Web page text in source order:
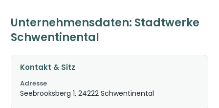
Unternehmensdaten: Stadtwerke
Schwentinental
Kontakt & Sitz
Adresse
Seebrooksberg 1, 24222 Schwentinental